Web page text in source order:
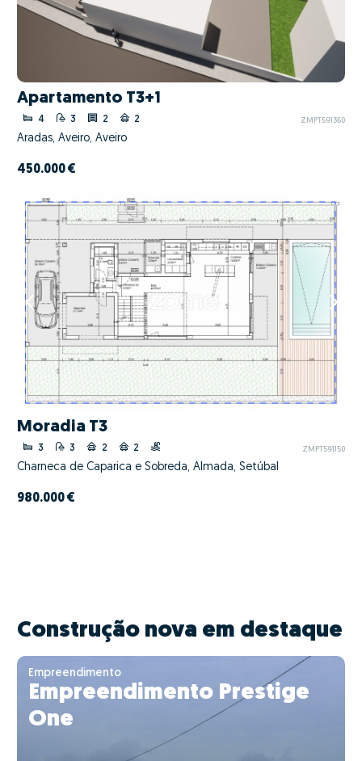
Apartamento T3+1
4 3 2 2 ZMPT591360
Aradas, Aveiro, Aveiro
450.000 €
Moradia T3
3 3 2 2 ZMPT591150
Charneca de Caparica e Sobreda, Almada, Setúbal
980.000 €
Construção nova em destaque
Empreendimento
Empreendimento Prestige
One